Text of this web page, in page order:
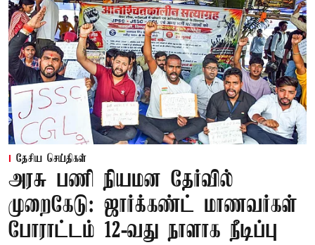
தேசிய செய்திகள்
அரசு பணி நியமன தேர்வில்
முறைகேடு: ஜார்க்கண்ட் மாணவர்கள்
போராட்டம் 12-வது நாளாக நீடிப்பு